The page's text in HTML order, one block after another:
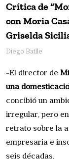
Crítica de
con Moria
Griselda
Diego Batlle
-El director de
una
concibió un
irregular, pero
retrato sobre la
empresaria e
seis décadas.